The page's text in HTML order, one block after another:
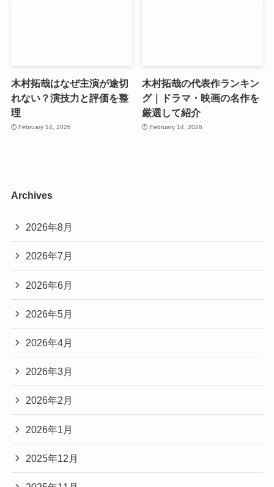
木村拓哉はなぜ主演が途切
れない？演技力と評価を整
理
February 14, 2026
木村拓哉の代表作ランキン
グ｜ドラマ・映画の名作を
厳選して紹介
February 14, 2026
Archives
2026年8月
2026年7月
2026年6月
2026年5月
2026年4月
2026年3月
2026年2月
2026年1月
2025年12月